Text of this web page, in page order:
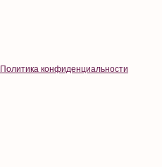
Политика конфиденциальности